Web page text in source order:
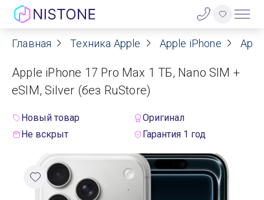
Акции
О нас
Договор оферты
Реквизиты
Главная Техника Apple Apple iPhone
Apple iPhone 17 Pro Max 1 ТБ, Nano SIM +
eSIM, Silver (без RuStore)
Новый товар
Оригинал
Не вскрыт
Гарантия 1 год